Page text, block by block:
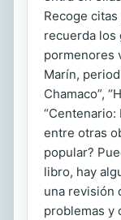
Recoge
recuerda los
pormenores
Marín,
Chamaco”,
“Centenario:
entre otras
popular?
libro, hay
una revisión
problemas y